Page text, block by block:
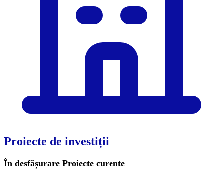
Proiecte de investiții
În desfășurare Proiecte curente